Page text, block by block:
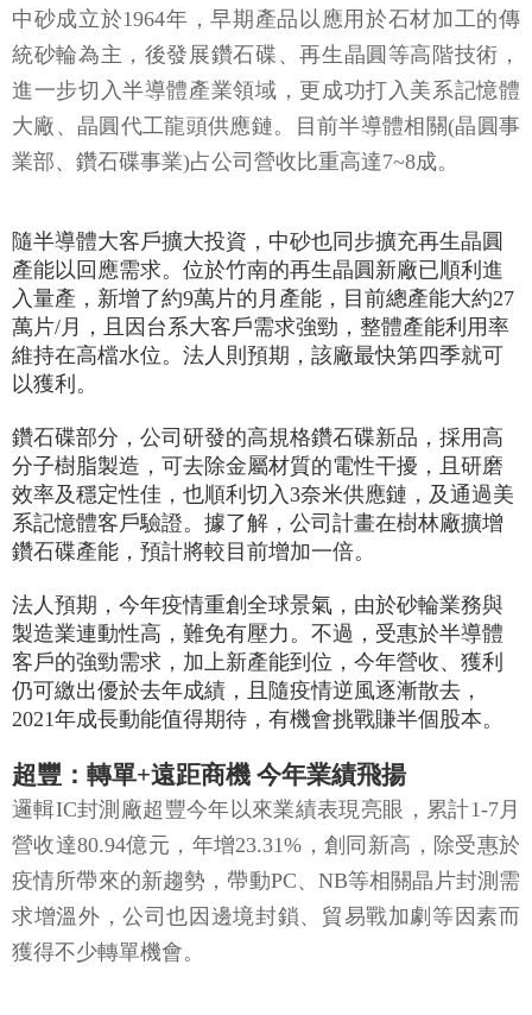
中砂成立於1964年，早期產品以應用於石材加工的傳
統砂輪為主，後發展鑽石碟、再生晶圓等高階技術，
進一步切入半導體產業領域，更成功打入美系記憶體
大廠、晶圓代工龍頭供應鏈。目前半導體相關(晶圓事
業部、鑽石碟事業)占公司營收比重高達7~8成。
隨半導體大客戶擴大投資，中砂也同步擴充再生晶圓
產能以回應需求。位於竹南的再生晶圓新廠已順利進
入量產，新增了約9萬片的月產能，目前總產能大約27
萬片/月，且因台系大客戶需求強勁，整體產能利用率
維持在高檔水位。法人則預期，該廠最快第四季就可
以獲利。
鑽石碟部分，公司研發的高規格鑽石碟新品，採用高
分子樹脂製造，可去除金屬材質的電性干擾，且研磨
效率及穩定性佳，也順利切入3奈米供應鏈，及通過美
系記憶體客戶驗證。據了解，公司計畫在樹林廠擴增
鑽石碟產能，預計將較目前增加一倍。
法人預期，今年疫情重創全球景氣，由於砂輪業務與
製造業連動性高，難免有壓力。不過，受惠於半導體
客戶的強勁需求，加上新產能到位，今年營收、獲利
仍可繳出優於去年成績，且隨疫情逆風逐漸散去，
2021年成長動能值得期待，有機會挑戰賺半個股本。
超豐：轉單+遠距商機 今年業績飛揚
邏輯IC封測廠超豐今年以來業績表現亮眼，累計1-7月
營收達80.94億元，年增23.31%，創同新高，除受惠於
疫情所帶來的新趨勢，帶動PC、NB等相關晶片封測需
求增溫外，公司也因邊境封鎖、貿易戰加劇等因素而
獲得不少轉單機會。